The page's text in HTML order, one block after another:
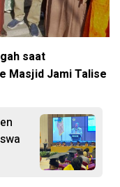
saat
Masjid Jami Talise